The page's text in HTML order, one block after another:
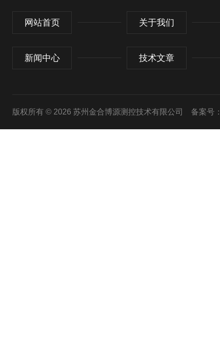
网站首页 关于我们
新闻中心 技术文章
版权所有 © 2026 苏州金合博源测控技术有限公司 备案号